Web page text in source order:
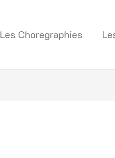
Les Choregraphies